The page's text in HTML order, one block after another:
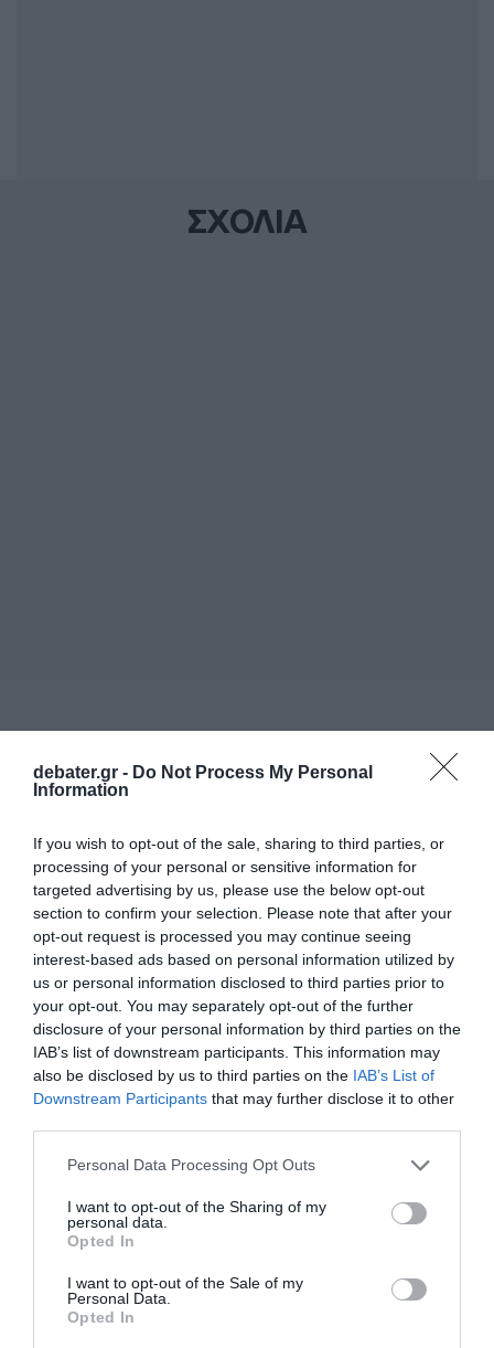
debater.gr - Do Not Process My Personal
Information
If you wish to opt-out of the sale, sharing to third parties, or
processing of your personal or sensitive information for
targeted advertising by us, please use the below opt-out
section to confirm your selection. Please note that after your
opt-out request is processed you may continue seeing
interest-based ads based on personal information utilized by
us or personal information disclosed to third parties prior to
your opt-out. You may separately opt-out of the further
disclosure of your personal information by third parties on the
IAB’s list of downstream participants. This information may
also be disclosed by us to third parties on the IAB’s List of
Downstream Participants that may further disclose it to other
Please note that this website/app uses one or more Google
not limited to your visit or usage behaviour. You may click to
grant or deny consent to Google and its third-party tags to
use your data for below specified purposes in below Google
consent section.
Personal Data Processing Opt Outs
I want to opt-out of the Sharing of my
personal data.
Opted In
I want to opt-out of the Sale of my
Personal Data.
Opted In
ΣΧΟΛΙΑ
ΑΘΛΗΤΙΚΑ